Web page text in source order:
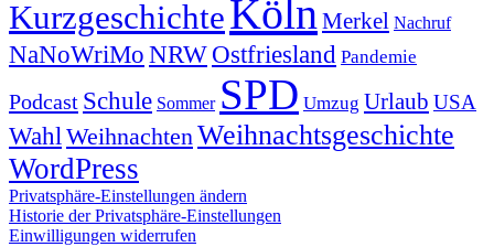
KurzgeschichteKölnMerkel Nachruf
NaNoWriMo NRWOstfriesland Pandemie
Podcast Schule Sommer SPD Umzug Urlaub USA
WahlWeihnachtenWeihnachtsgeschichte
WordPress
Privatsphäre-Einstellungen ändern
Historie der Privatsphäre-Einstellungen
Einwilligungen widerrufen